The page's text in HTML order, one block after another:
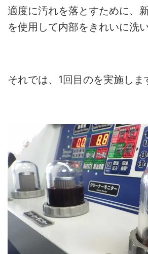
適度に汚れを落とすために、
を使用して内部をきれいに洗い
それでは、1回目のを実施しま